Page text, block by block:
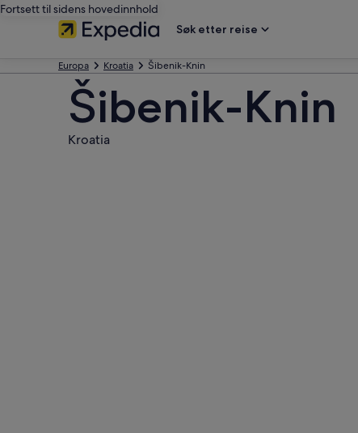
Fortsett til sidens hovedinnhold
Søk etter reise
Europa Kroatia Šibenik-Knin
Šibenik-Knin
Kroatia